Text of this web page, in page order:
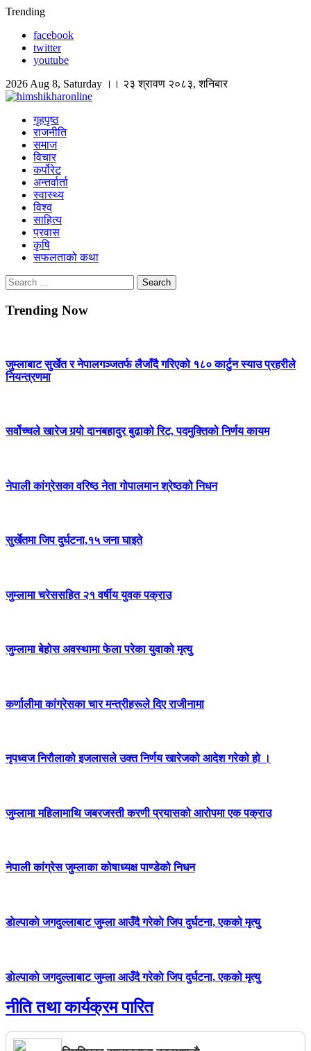
Skip
content
Trending
facebook
twitter
youtube
2026 Aug 8, Saturday ।। २३ श्रावण २०८३, शनिबार
Himshikhar Online
गृहपृष्ठ
राजनीति
समाज
विचार
कर्पोरेट
अन्तर्वार्ता
स्वास्थ्य
विश्व
साहित्य
प्रवास
कृषि
सफलताको कथा
Search
for:
Trending Now
जुम्लाबाट सुर्खेत र नेपालगञ्जतर्फ लैजाँदै गरिएको १८० कार्टुन स्याउ प्रहरीले
नियन्त्रणमा
सर्वोच्चले खारेज गर्‍यो दानबहादुर बुढाको रिट, पदमुक्तिको निर्णय कायम
नेपाली कांग्रेसका वरिष्ठ नेता गोपालमान श्रेष्ठको निधन
सुर्खेतमा जिप दुर्घटना,१५ जना घाइते
जुम्लामा चरेससहित २१ वर्षीय युवक पक्राउ
जुम्लामा बेहोस अवस्थामा फेला परेका युवाको मृत्यु
कर्णालीमा कांग्रेसका चार मन्त्रीहरूले दिए राजीनामा
नृपध्वज निरौलाको इजलासले उक्त निर्णय खारेजको आदेश गरेको हो ।
जुम्लामा महिलामाथि जबरजस्ती करणी प्रयासको आरोपमा एक पक्राउ
नेपाली कांग्रेस जुम्लाका कोषाध्यक्ष पाण्डेको निधन
डाेल्पाकाे जगदुल्लाबाट जुम्ला आउँदै गरेकाे जिप दुर्घटना, एकको मृत्यु
डाेल्पाकाे जगदुल्लाबाट जुम्ला आउँदै गरेकाे जिप दुर्घटना, एकको मृत्यु
नीति तथा कार्यक्रम पारित